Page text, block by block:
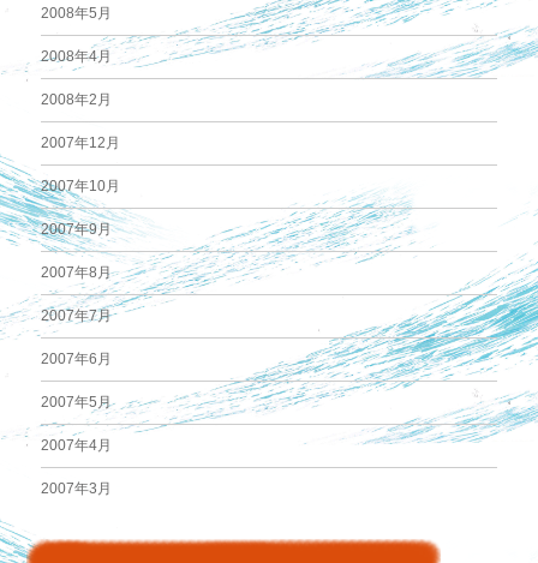
2008年5月
2008年4月
2008年2月
2007年12月
2007年10月
2007年9月
2007年8月
2007年7月
2007年6月
2007年5月
2007年4月
2007年3月